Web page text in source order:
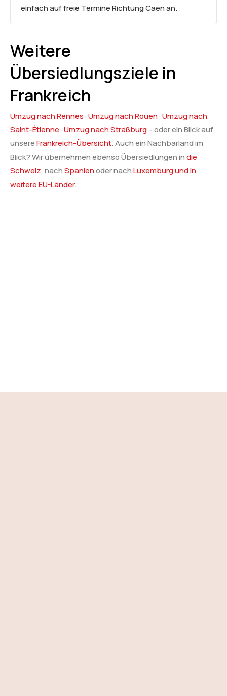
einfach auf freie Termine Richtung Caen an.
Weitere
Übersiedlungsziele in
Frankreich
Umzug nach Rennes ·Umzug nach Rouen·Umzug nach
Saint-Étienne ·Umzug nach Straßburg– oder ein Blick auf
unsereFrankreich-Übersicht. Auch ein Nachbarland im
Blick? Wir übernehmen ebenso Übersiedlungen indie
Schweiz, nachSpanienoder nachLuxemburg und in
weitere EU-Länder.